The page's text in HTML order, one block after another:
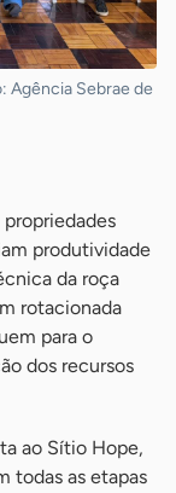
Agência Sebrae de
produtividade
da roça
rotacionada
para o
dos recursos
ao Sítio Hope,
todas as etapas